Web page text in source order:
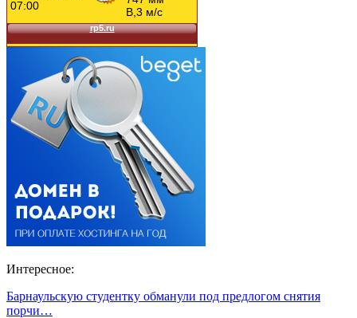
Интересное:
Барнаульскую студентку обманули под предлогом снятия
порчи…